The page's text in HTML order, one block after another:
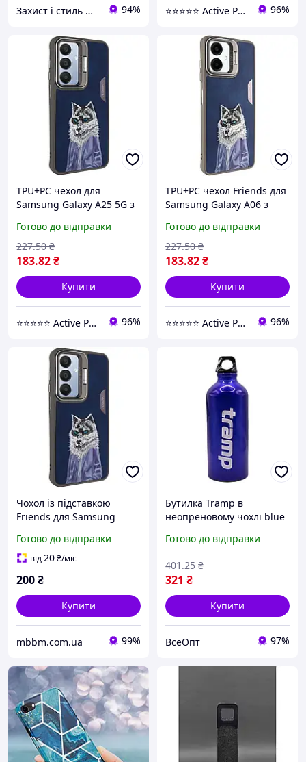
Захист і стиль — в одному магазині 94% ⭐️⭐️⭐️⭐️⭐️ Active Point 96%
TPU+PC чехол для
Samsung Galaxy A25 5G з
кольору Blue Wolf
(910715)
Готово до відправки
183.82₴
227.50 ₴
Купити
⭐️⭐️⭐️⭐️⭐️ Active Point 96%
TPU+PC чехол Friends для
Samsung Galaxy A06 з
кольору Blue Wolf
(913573)
Готово до відправки
183.82₴
227.50 ₴
Купити
⭐️⭐️⭐️⭐️⭐️ Active Point 96%
Чохол із підставкою
Friends для Samsung
оригінальною вишивкою
Blue Wolf
Готово до відправки
від20₴/міс
200₴
Купити
mbbm.com.ua 99%
Бутилка Tramp в
неопреновому чохлі blue
легка, для активного
Готово до відправки
321 ₴
401.25 ₴
Купити
ВсеОпт 97%